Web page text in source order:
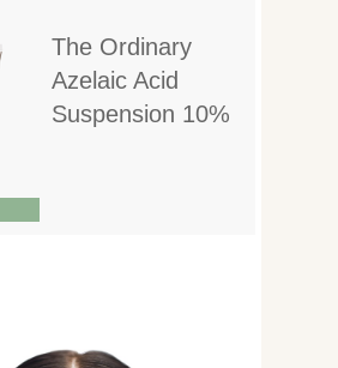
The Ordinary
Azelaic Acid
Suspension 10%